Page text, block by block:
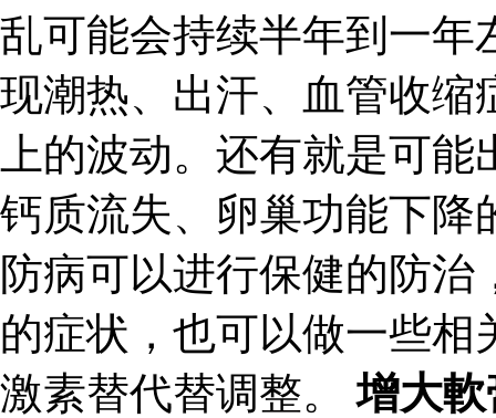
乱可能会持续半年到一年
现潮热、出汗、血管收缩
上的波动。还有就是可
钙质流失、卵巢功能下降
防病可以进行保健的防
的症状，也可以做一些
激素替代替调整。增大軟